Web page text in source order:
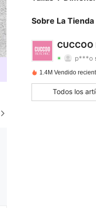
Sobre La Tienda
CUCCOO
4,89
4,89
4,89
1.4M Vendido
Todos los